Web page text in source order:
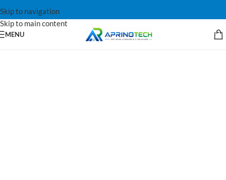
Skip to navigation
Skip to main content
MENU